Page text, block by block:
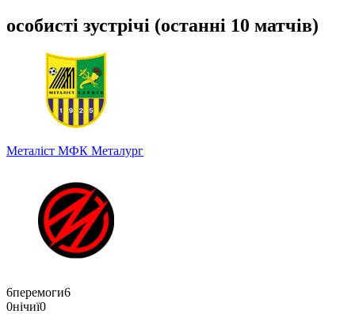
особисті зустрічі (останні 10 матчів)
Металіст МФК Металург
6перемоги6
0нічиї0